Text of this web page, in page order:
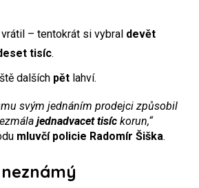
– tentokrát si vybral devět
tisíc.
dalších pět lahví.
svým jednáním prodejci způsobil
jednadvacet tisíc korun,“
mluvčí policie Radomír Šiška.